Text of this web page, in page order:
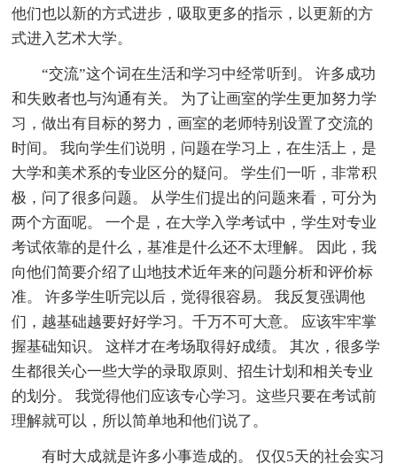
他们也以新的方式进步，吸取更多的指示，以更新的方
式进入艺术大学。
“交流”这个词在生活和学习中经常听到。 许多成功
和失败者也与沟通有关。 为了让画室的学生更加努力学
习，做出有目标的努力，画室的老师特别设置了交流的
时间。 我向学生们说明，问题在学习上，在生活上，是
大学和美术系的专业区分的疑问。 学生们一听，非常积
极，问了很多问题。 从学生们提出的问题来看，可分为
两个方面呢。 一个是，在大学入学考试中，学生对专业
考试依靠的是什么，基准是什么还不太理解。 因此，我
向他们简要介绍了山地技术近年来的问题分析和评价标
准。 许多学生听完以后，觉得很容易。 我反复强调他
们，越基础越要好好学习。千万不可大意。 应该牢牢掌
握基础知识。 这样才在考场取得好成绩。 其次，很多学
生都很关心一些大学的录取原则、招生计划和相关专业
的划分。 我觉得他们应该专心学习。这些只要在考试前
理解就可以，所以简单地和他们说了。
有时大成就是许多小事造成的。 仅仅5天的社会实习